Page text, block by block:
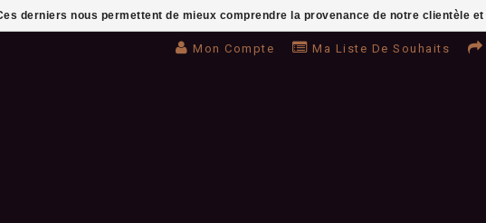
Mon Compte Ma Liste De Souhaits
derniers nous permettent de mieux comprendre la provenance de notre clientèle